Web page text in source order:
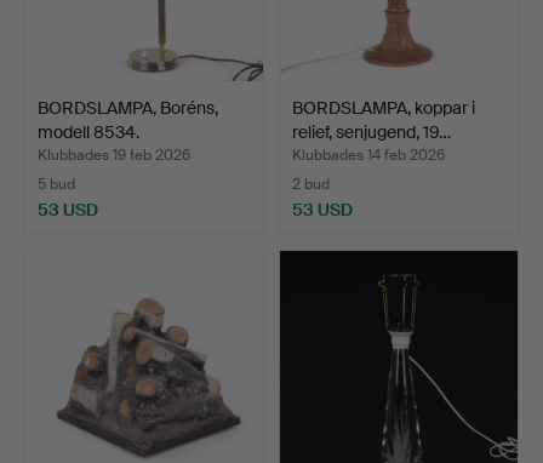
BORDSLAMPA, Boréns,
modell 8534.
Klubbades 19 feb 2026
5 bud
53 USD
BORDSLAMPA, koppar i
relief, senjugend, 19…
Klubbades 14 feb 2026
2 bud
53 USD